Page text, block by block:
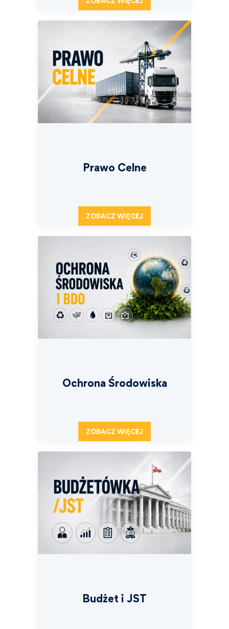
Prawo Celne
ZOBACZ WIĘCEJ
Ochrona Środowiska
ZOBACZ WIĘCEJ
Budżet i JST